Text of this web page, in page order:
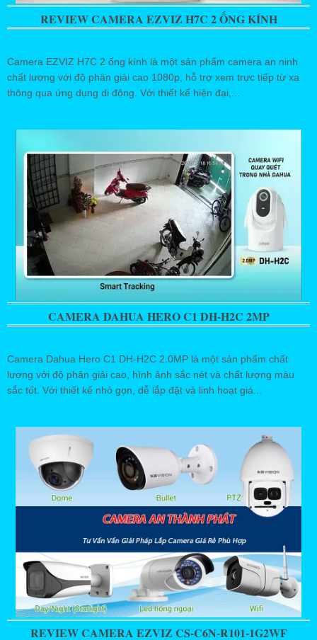
REVIEW CAMERA EZVIZ H7C 2 ỐNG KÍNH
Camera EZVIZ H7C 2 ống kính là một sản phẩm camera an ninh
chất lượng với độ phân giải cao 1080p, hỗ trợ xem trực tiếp từ xa
thông qua ứng dụng di động. Với thiết kế hiện đại,...
CAMERA DAHUA HERO C1 DH-H2C 2MP
Camera Dahua Hero C1 DH-H2C 2.0MP là một sản phẩm chất
lượng với độ phân giải cao, hình ảnh sắc nét và chất lượng màu
sắc tốt. Với thiết kế nhỏ gọn, dễ lắp đặt và linh hoạt giá...
REVIEW CAMERA EZVIZ CS-C6N-R101-1G2WF